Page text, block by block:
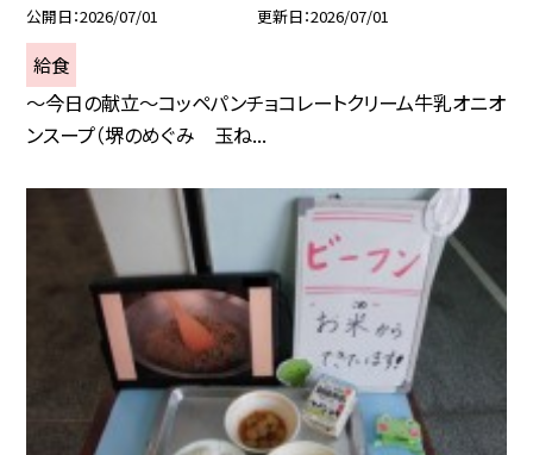
公開日 2026/07/01 更新日 2026/07/01
給食
～今日の献立～コッペパンチョコレートクリーム牛乳オニオ
ンスープ（堺のめぐみ 玉ね...